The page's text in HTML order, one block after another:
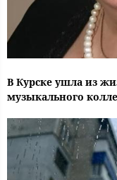
В Курске ушла из
музыкального